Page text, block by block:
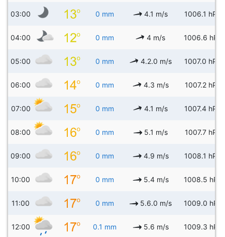
03:00 0 mm 4.1 m/s 1006.1 hPa
04:00 0 mm 4 m/s 1006.6 hPa
05:00 0 mm 4.2.0 m/s 1007.0 hPa
06:00 0 mm 4.3 m/s 1007.2 hPa
07:00 0 mm 4.1 m/s 1007.4 hPa
08:00 0 mm 5.1 m/s 1007.7 hPa
09:00 0 mm 4.9 m/s 1008.1 hPa
10:00 0 mm 5.4 m/s 1008.5 hPa
11:00 0 mm 5.6.0 m/s 1009.0 hPa
12:00 0.1 mm 5.6 m/s 1009.3 hPa